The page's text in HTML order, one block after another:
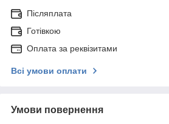
Післяплата
Готівкою
Оплата за реквізитами
Всі умови оплати
Умови повернення